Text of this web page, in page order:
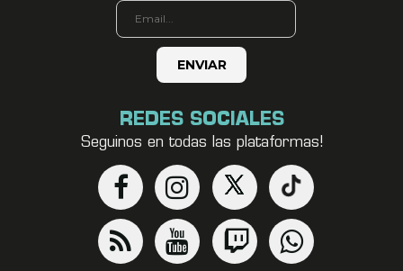
REDES SOCIALES
Seguinos en todas las plataformas!